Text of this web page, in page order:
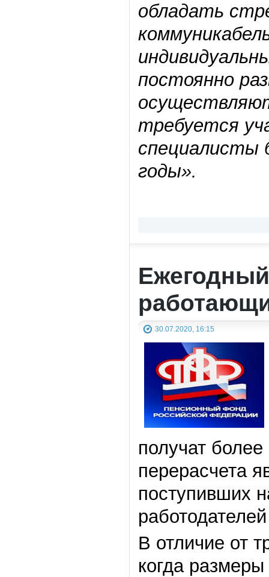
обладать
постоянно
требуется
специалисты
годы».
30.07.2020, 16:15
получат
перерасчета
поступивших
В отличие от
когда